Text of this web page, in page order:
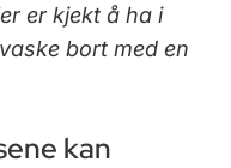
er kjekt å ha i
bort med en
kan